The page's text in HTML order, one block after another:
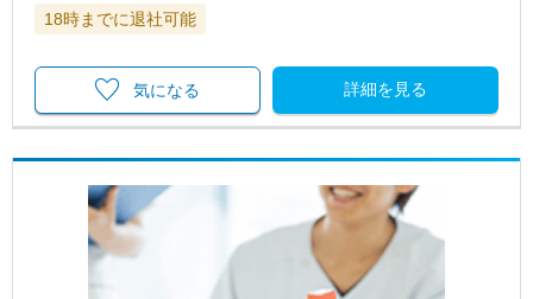
18時までに退社可能
詳細を見る
気になる